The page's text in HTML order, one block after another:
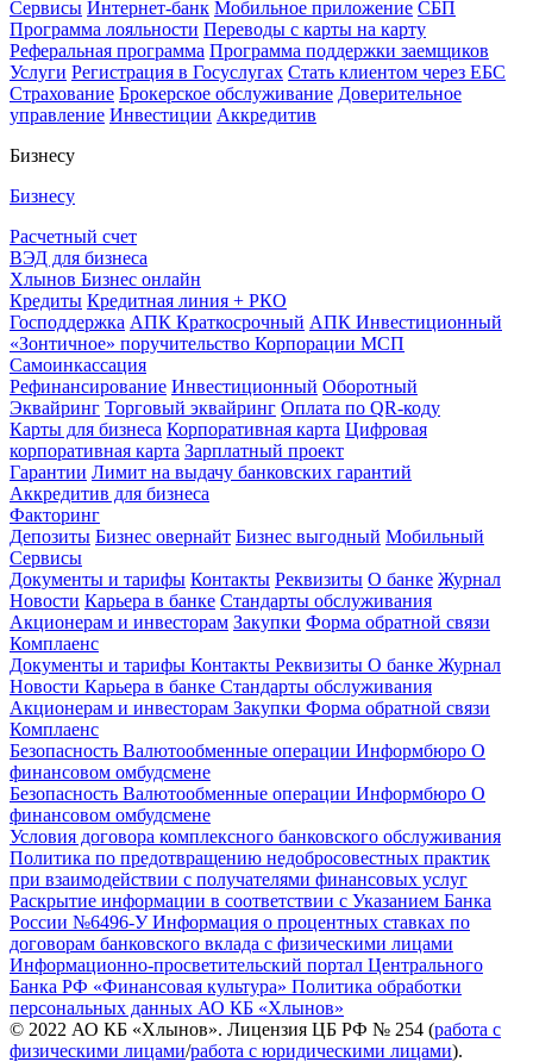
Сервисы Интернет-банк Мобильное приложение СБП
Программа лояльности Переводы с карты на карту
Реферальная программа Программа поддержки заемщиков
Услуги Регистрация в Госуслугах Стать клиентом через ЕБС
Страхование Брокерское обслуживание Доверительное
управление Инвестиции Аккредитив
Бизнесу
Бизнесу
Расчетный счет
ВЭД для бизнеса
Хлынов Бизнес онлайн
Кредиты Кредитная линия + РКО
Господдержка АПК Краткосрочный АПК Инвестиционный
«Зонтичное» поручительство Корпорации МСП
Самоинкассация
Рефинансирование Инвестиционный Оборотный
Эквайринг Торговый эквайринг Оплата по QR-коду
Карты для бизнеса Корпоративная карта Цифровая
корпоративная карта Зарплатный проект
Гарантии Лимит на выдачу банковских гарантий
Аккредитив для бизнеса
Факторинг
Депозиты Бизнес овернайт Бизнес выгодный Мобильный
Сервисы
Документы и тарифы Контакты Реквизиты О банке Журнал
Новости Карьера в банке Стандарты обслуживания
Акционерам и инвесторам Закупки Форма обратной связи
Комплаенс
Документы и тарифы Контакты Реквизиты О банке Журнал
Новости Карьера в банке Стандарты обслуживания
Акционерам и инвесторам Закупки Форма обратной связи
Комплаенс
Безопасность Валютообменные операции Информбюро О
финансовом омбудсмене
Безопасность Валютообменные операции Информбюро О
финансовом омбудсмене
Условия договора комплексного банковского обслуживания
Политика по предотвращению недобросовестных практик
при взаимодействии с получателями финансовых услуг
Раскрытие информации в соответствии с Указанием Банка
России №6496-УИнформация о процентных ставках по
договорам банковского вклада с физическими лицами
Информационно-просветительский портал Центрального
Банка РФ «Финансовая культура» Политика обработки
персональных данных АО КБ «Хлынов»
© 2022 АО КБ «Хлынов». Лицензия ЦБ РФ № 254 (работа с
физическими лицами/работа с юридическими лицами).